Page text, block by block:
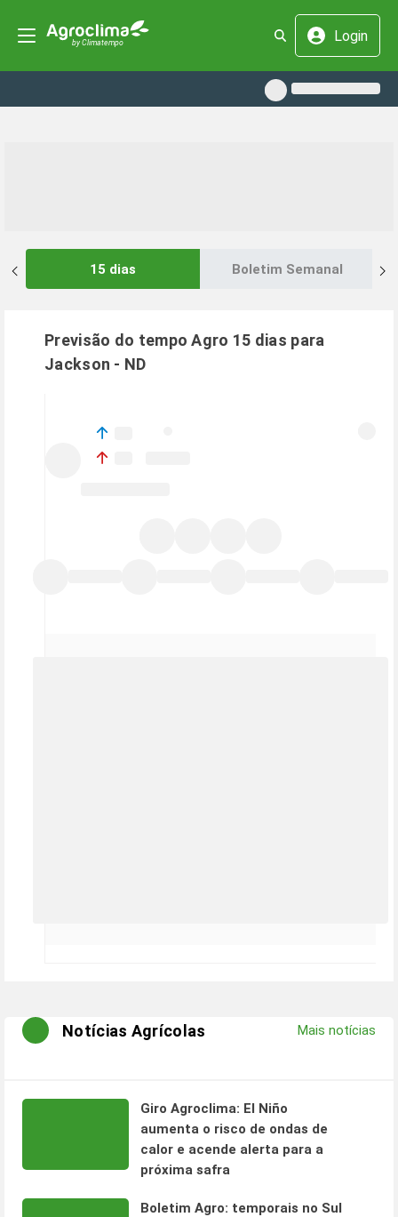
Login
15 dias Boletim Semanal
Previsão do tempo Agro 15 dias para
Jackson - ND
Notícias Agrícolas Mais notícias
Giro Agroclima: El Niño
aumenta o risco de ondas de
calor e acende alerta para a
próxima safra
Boletim Agro: temporais no Sul